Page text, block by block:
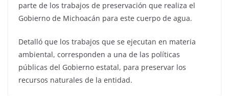
parte de los trabajos de preservación que realiza el
Gobierno de Michoacán para este cuerpo de agua.
Detalló que los trabajos que se ejecutan en materia
ambiental, corresponden a una de las políticas
públicas del Gobierno estatal, para preservar los
recursos naturales de la entidad.